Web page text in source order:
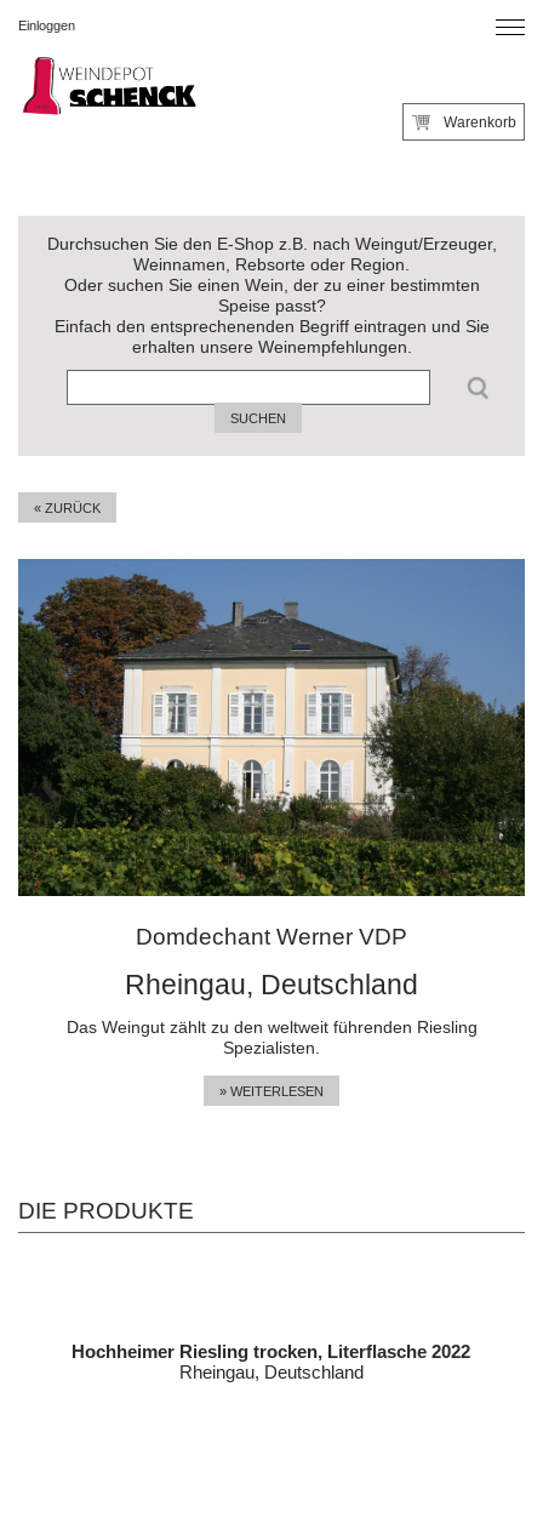
Einloggen
Warenkorb
Durchsuchen Sie den E-Shop z.B. nach Weingut/Erzeuger,
Weinnamen, Rebsorte oder Region.
Oder suchen Sie einen Wein, der zu einer bestimmten
Speise passt?
Einfach den entsprechenenden Begriff eintragen und Sie
erhalten unsere Weinempfehlungen.
SUCHEN
« ZURÜCK
Domdechant Werner VDP
Rheingau, Deutschland
Das Weingut zählt zu den weltweit führenden Riesling
Spezialisten.
» WEITERLESEN
DIE PRODUKTE
Hochheimer Riesling trocken, Literflasche 2022
Rheingau, Deutschland